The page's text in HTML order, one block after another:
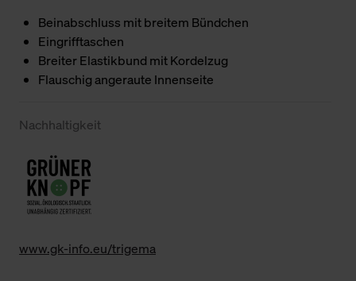
Beinabschluss mit breitem Bündchen
Eingrifftaschen
Breiter Elastikbund mit Kordelzug
Flauschig angeraute Innenseite
Nachhaltigkeit
www.gk-info.eu/trigema